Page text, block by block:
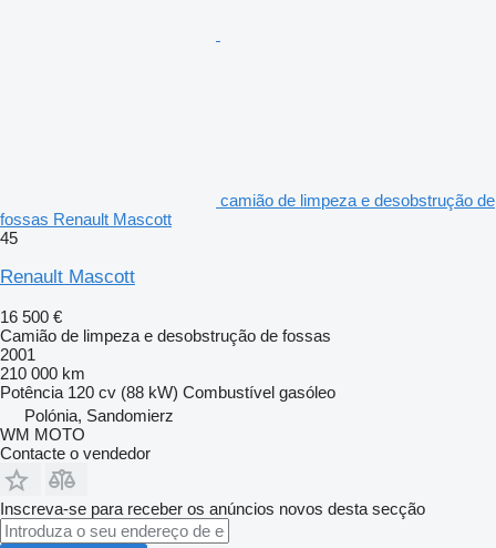
camião de limpeza e desobstrução de
fossas Renault Mascott
45
Renault Mascott
16 500 €
Camião de limpeza e desobstrução de fossas
2001
210 000 km
Potência 120 cv (88 kW) Combustível gasóleo
Polónia, Sandomierz
WM MOTO
Contacte o vendedor
Inscreva-se para receber os anúncios novos desta secção